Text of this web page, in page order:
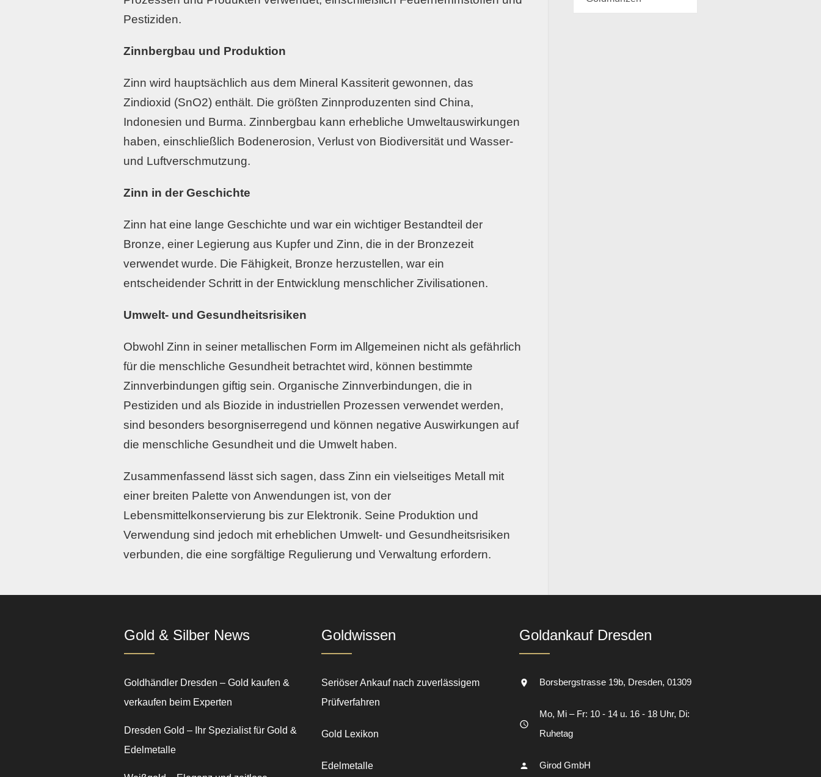
Pestiziden.
Zinnbergbau und Produktion
Zinn wird hauptsächlich aus dem Mineral Kassiterit gewonnen, das
Zindioxid (SnO2) enthält. Die größten Zinnproduzenten sind China,
Indonesien und Burma. Zinnbergbau kann erhebliche Umweltauswirkungen
haben, einschließlich Bodenerosion, Verlust von Biodiversität und Wasser-
und Luftverschmutzung.
Zinn in der Geschichte
Zinn hat eine lange Geschichte und war ein wichtiger Bestandteil der
Bronze, einer Legierung aus Kupfer und Zinn, die in der Bronzezeit
verwendet wurde. Die Fähigkeit, Bronze herzustellen, war ein
entscheidender Schritt in der Entwicklung menschlicher Zivilisationen.
Umwelt- und Gesundheitsrisiken
Obwohl Zinn in seiner metallischen Form im Allgemeinen nicht als gefährlich
für die menschliche Gesundheit betrachtet wird, können bestimmte
Zinnverbindungen giftig sein. Organische Zinnverbindungen, die in
Pestiziden und als Biozide in industriellen Prozessen verwendet werden,
sind besonders besorgniserregend und können negative Auswirkungen auf
die menschliche Gesundheit und die Umwelt haben.
Zusammenfassend lässt sich sagen, dass Zinn ein vielseitiges Metall mit
einer breiten Palette von Anwendungen ist, von der
Lebensmittelkonservierung bis zur Elektronik. Seine Produktion und
Verwendung sind jedoch mit erheblichen Umwelt- und Gesundheitsrisiken
verbunden, die eine sorgfältige Regulierung und Verwaltung erfordern.
Gold & Silber News
Goldhändler Dresden – Gold kaufen &
verkaufen beim Experten
Dresden Gold – Ihr Spezialist für Gold &
Edelmetalle
Goldwissen
Seriöser Ankauf nach zuverlässigem
Prüfverfahren
Gold Lexikon
Edelmetalle
Goldankauf Dresden
Borsbergstrasse 19b Dresden 01309
Mo, Mi – Fr: 10 - 14 u. 16 - 18 Uhr, Di:
Ruhetag
Girod GmbH